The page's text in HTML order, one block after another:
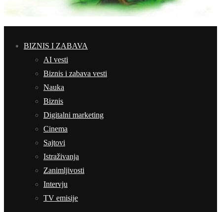
BIZNIS I ZABAVA
AI vesti
Biznis i zabava vesti
Nauka
Biznis
Digitalni marketing
Cinema
Sajtovi
Istraživanja
Zanimljivosti
Intervju
TV emisije